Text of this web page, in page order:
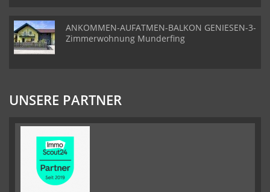
ANKOMMEN-AUFATMEN-BALKON GENIESEN-3-
Zimmerwohnung Munderfing
UNSERE PARTNER